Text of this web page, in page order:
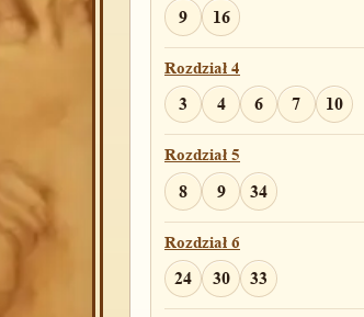
9
Rozdział 12
17
Rozdział 13
10 13 14
Rozdział 14
18 19 20
9 16
Rozdział 4
3 4 6 7 10
Rozdział 5
8 9 34
Rozdział 6
24 30 33